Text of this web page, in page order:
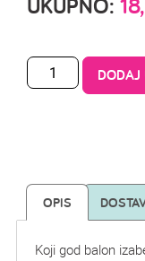
DODAJ
OPIS
Koji god balon